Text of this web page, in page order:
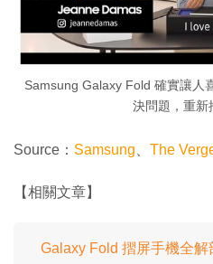
Samsung Galaxy Fold 確實讓人
決問題，重新
Source： Samsung The
【相關文章】
Galaxy Fold 摺屏手機全解